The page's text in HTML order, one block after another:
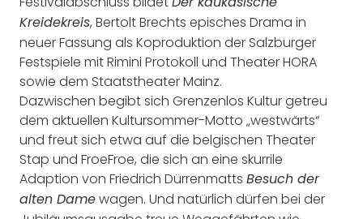
Der kaukasische
Kreidekreis, Bertolt Brechts episches Drama in
neuer Fassung als Koproduktion der Salzburger
Festspiele mit Rimini Protokoll und Theater HORA
sowie dem Staatstheater Mainz.
Dazwischen begibt sich Grenzenlos Kultur getreu
dem aktuellen Kultursommer-Motto „westwärts“
und freut sich etwa auf die belgischen Theater
Stap und FroeFroe, die sich an eine skurrile
Adaption von Friedrich Dürrenmatts Besuch der
alten Dame wagen. Und natürlich dürfen bei der